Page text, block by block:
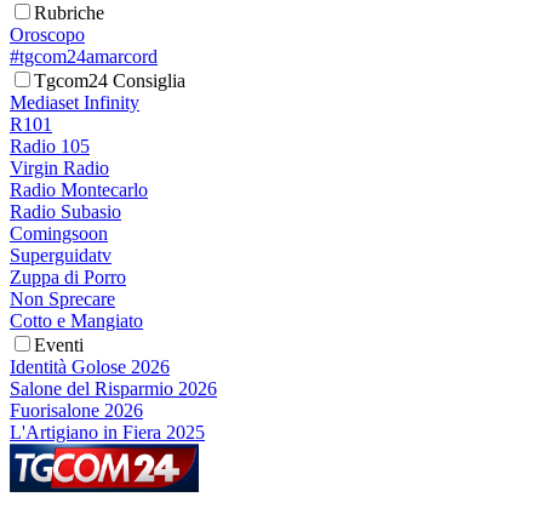
Rubriche
Oroscopo
#tgcom24amarcord
Tgcom24 Consiglia
Mediaset Infinity
R101
Radio 105
Virgin Radio
Radio Montecarlo
Radio Subasio
Comingsoon
Superguidatv
Zuppa di Porro
Non Sprecare
Cotto e Mangiato
Eventi
Identità Golose 2026
Salone del Risparmio 2026
Fuorisalone 2026
L'Artigiano in Fiera 2025